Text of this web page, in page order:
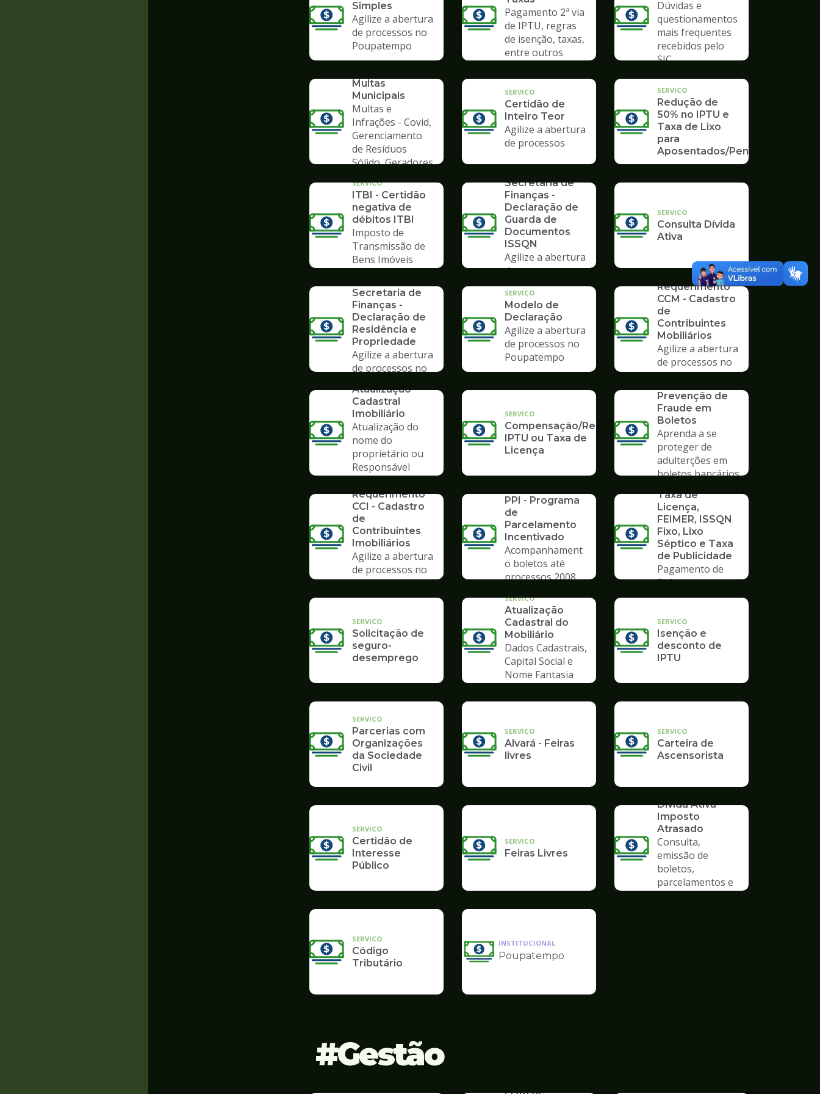
Simples
Agilize a abertura
de processos no
Poupatempo
Pagamento 2ª via
de IPTU, regras
de isenção, taxas,
entre outros
Dúvidas e
questionamentos
mais frequentes
recebidos pelo
SIC
SERVICO
Multas
Municipais
Multas e
Infrações - Covid,
Gerenciamento
de Resíduos
Sólido, Geradores
SERVICO
Certidão de
Inteiro Teor
Agilize a abertura
de processos
SERVICO
Redução de
50% no IPTU e
Taxa de Lixo
para
Aposentados/Pensionistas
SERVICO
ITBI - Certidão
negativa de
débitos ITBI
Imposto de
Transmissão de
Bens Imóveis
Secretaria de
Finanças -
Declaração de
Guarda de
Documentos
ISSQN
Agilize a abertura
de processos no
Poupatempo
SERVICO
Consulta Dívida
Ativa
SERVICO
Secretaria de
Finanças -
Declaração de
Residência e
Propriedade
Agilize a abertura
de processos no
SERVICO
Modelo de
Declaração
Agilize a abertura
de processos no
Poupatempo
Requerimento
CCM - Cadastro
de
Contribuintes
Mobiliários
Agilize a abertura
de processos no
Poupatempo
Atualização
Cadastral
Imobiliário
Atualização do
nome do
proprietário ou
Responsável
SERVICO
Compensação/Restituição
IPTU ou Taxa de
Licença
Prevenção de
Fraude em
Boletos
Aprenda a se
proteger de
adulterções em
boletos bancários
Requerimento
CCI - Cadastro
de
Contribuintes
Imobiliários
Agilize a abertura
de processos no
Poupatempo
PPI - Programa
de
Parcelamento
Incentivado
Acompanhament
o boletos até
processos 2008
Taxa de
Licença,
FEIMER, ISSQN
Fixo, Lixo
Séptico e Taxa
de Publicidade
Pagamento de
Boleto
SERVICO
Solicitação de
seguro-
desemprego
SERVICO
Atualização
Cadastral do
Mobiliário
Dados Cadastrais,
Capital Social e
Nome Fantasia
SERVICO
Isenção e
desconto de
IPTU
SERVICO
Parcerias com
Organizações
da Sociedade
Civil
SERVICO
Alvará - Feiras
livres
SERVICO
Carteira de
Ascensorista
SERVICO
Certidão de
Interesse
Público
SERVICO
Feiras Livres
Dívida Ativa -
Imposto
Atrasado
Consulta,
emissão de
boletos,
parcelamentos e
SERVICO
Código
Tributário
Ilustração
de
INSTITUCIONAL
Poupatempo
Gestão